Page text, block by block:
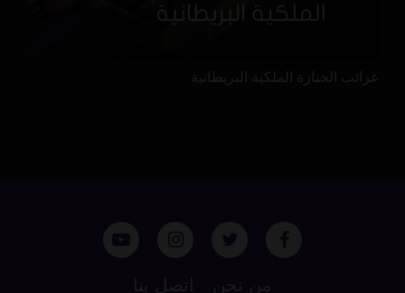
غرائب الجنازة الملكية البريطانية